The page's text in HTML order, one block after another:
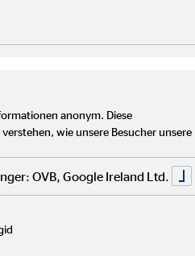
eine gute Struktur, den
analytische Fähigkeiten,
richtig zu verstehen und
durch!
und bewerben!
anonym. Diese
wie unsere Besucher unsere
OVB, Google Ireland Ltd.